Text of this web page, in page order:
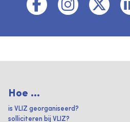
Hoe ...
is VLIZ georganiseerd?
solliciteren bij VLIZ?